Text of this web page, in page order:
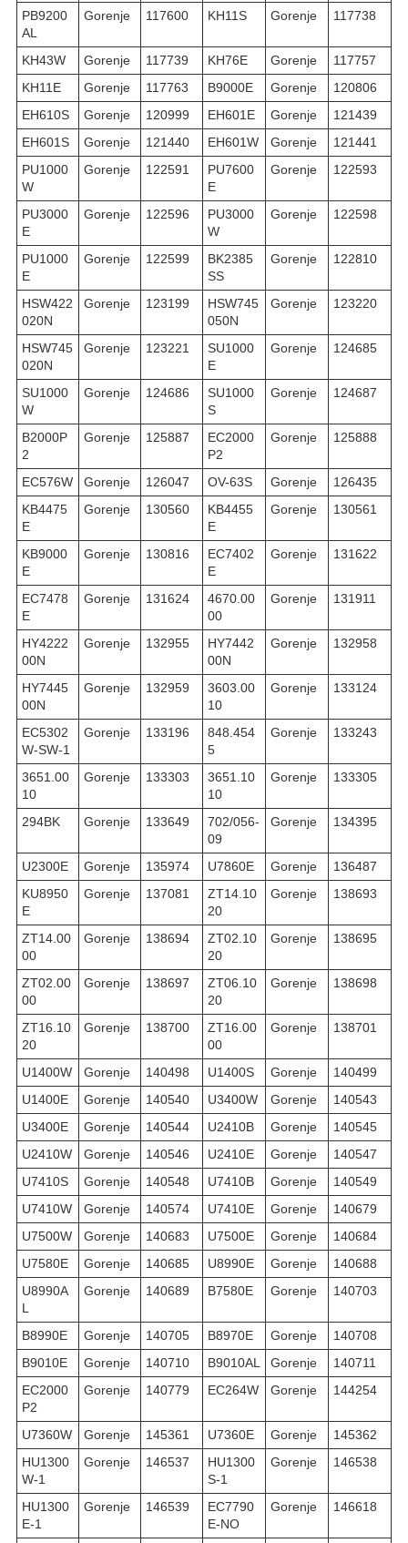
PB9200
AL
Gorenje 117600 KH11S Gorenje 117738
KH43W Gorenje 117739 KH76E Gorenje
117757
KH11E
Gorenje 117763 B9000E Gorenje
120806
EH610S
Gorenje 120999 EH601E Gorenje
121439
EH601S
Gorenje 121440 EH601W Gorenje
121441
PU1000
W
Gorenje 122591
PU7600
E
Gorenje 122593
PU3000
E
Gorenje 122596
PU3000
W
Gorenje 122598
PU1000
E
Gorenje 122599
BK2385
SS
Gorenje 122810
HSW422
020N
Gorenje 123199
HSW745
050N
Gorenje 123220
HSW745
020N
Gorenje 123221
SU1000
E
Gorenje 124685
SU1000
W
Gorenje 124686
SU1000
S
Gorenje 124687
B2000P
2
Gorenje 125887
EC2000
P2
Gorenje 125888
EC576W Gorenje 126047 OV-63S Gorenje
126435
KB4475
E
Gorenje 130560
KB4455
E
Gorenje 130561
KB9000
E
Gorenje 130816
EC7402
E
Gorenje 131622
EC7478
E
Gorenje 131624
4670.00
00
Gorenje 131911
HY4222
00N
Gorenje 132955
HY7442
00N
Gorenje 132958
HY7445
00N
Gorenje 132959
3603.00
10
Gorenje 133124
EC5302
W-SW-1
Gorenje 133196
848.454
5
Gorenje 133243
3651.00
10
Gorenje 133303
3651.10
10
Gorenje 133305
294BK Gorenje 133649
702/056-
09
Gorenje 134395
U2300E Gorenje 135974 U7860E Gorenje
136487
KU8950
E
Gorenje 137081
ZT14.10
20
Gorenje 138693
ZT14.00
00
Gorenje 138694
ZT02.10
20
Gorenje 138695
ZT02.00
00
Gorenje 138697
ZT06.10
20
Gorenje 138698
ZT16.10
20
Gorenje 138700
ZT16.00
00
Gorenje 138701
U1400W Gorenje 140498 U1400S Gorenje
140499
U1400E
Gorenje 140540 U3400W Gorenje
140543
U3400E
Gorenje 140544 U2410B Gorenje
140545
U2410W
Gorenje 140546 U2410E Gorenje
140547
U7410S
Gorenje 140548 U7410B Gorenje
140549
U7410W
Gorenje 140574 U7410E Gorenje
140679
U7500W
Gorenje 140683 U7500E Gorenje
140684
U7580E
Gorenje 140685 U8990E Gorenje
140688
U8990A
L
Gorenje 140689 B7580E Gorenje 140703
B8990E Gorenje 140705 B8970E Gorenje
140708
B9010E
Gorenje 140710 B9010AL Gorenje
140711
EC2000
P2
Gorenje 140779 EC264W Gorenje 144254
U7360W Gorenje 145361 U7360E Gorenje
145362
HU1300
W-1
Gorenje 146537
HU1300
S-1
Gorenje 146538
HU1300
E-1
Gorenje 146539
EC7790
E-NO
Gorenje 146618